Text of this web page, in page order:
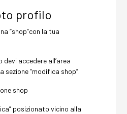
profilo
“shop”con la tua
accedere all’area
“modifica shop”.
shop
posizionato vicino alla